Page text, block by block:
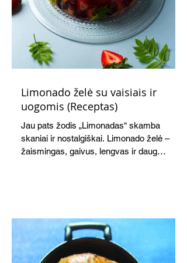
Limonado želė su vaisiais ir
uogomis (Receptas)
Jau pats žodis „Limonadas“ skamba
skaniai ir nostalgiškai. Limonado želė –
žaismingas, gaivus, lengvas ir daug